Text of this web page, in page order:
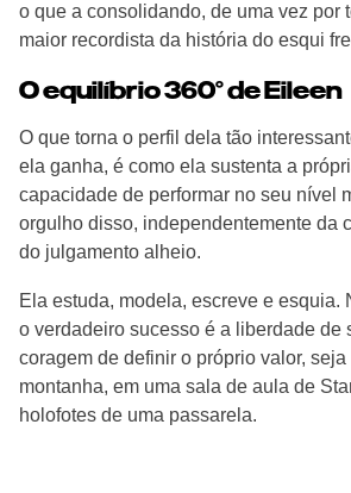
o que a consolidando, de uma vez por
maior recordista da história do esqui
O equilíbrio 360° de Eileen
O que torna o perfil dela tão
ela ganha, é como ela sustenta a
capacidade de performar no seu nível
orgulho disso, independentemente da
do julgamento alheio.
Ela estuda, modela, escreve e esquia.
o verdadeiro sucesso é a liberdade de
coragem de definir o próprio valor, seja
montanha, em uma sala de aula de
holofotes de uma passarela.